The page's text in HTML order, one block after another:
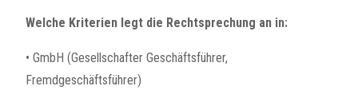
Welche Kriterien legt die Rechtsprechung an in:
• GmbH (Gesellschafter Geschäftsführer,
Fremdgeschäftsführer)